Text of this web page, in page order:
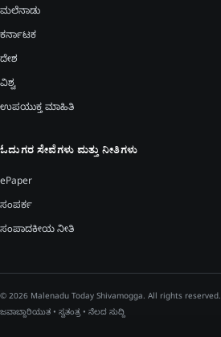
ಮಲೆನಾಡು
ಕರ್ನಾಟಕ
ದೇಶ
ವಿಶ್ವ
ಉಪಯುಕ್ತ ಮಾಹಿತಿ
ಓದುಗರ ಸೇವೆಗಳು ಮತ್ತು ನೀತಿಗಳು
ePaper
ಸಂಪರ್ಕ
ಸಂಪಾದಕೀಯ ನೀತಿ
© 2026 Malenadu Today Shivamogga. All rights reserved.
ಜವಾಬ್ದಾರಿಯುತ • ಸ್ವತಂತ್ರ • ನೆಲದ ಸುದ್ದಿ